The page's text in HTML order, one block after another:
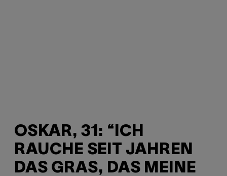
OSKAR, 31: “ICH
RAUCHE SEIT JAHREN
DAS GRAS, DAS MEINE